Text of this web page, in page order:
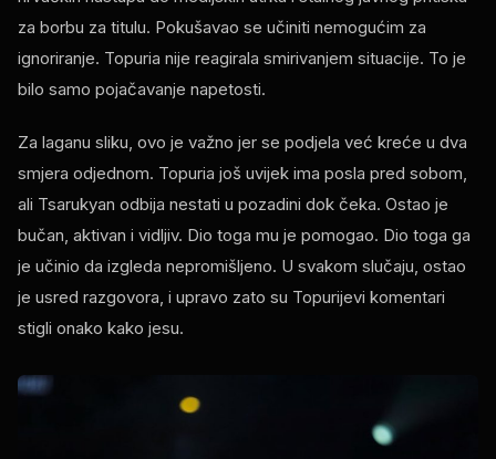
za borbu za titulu. Pokušavao se učiniti nemogućim za
ignoriranje. Topuria nije reagirala smirivanjem situacije. To je
bilo samo pojačavanje napetosti.
Za laganu sliku, ovo je važno jer se podjela već kreće u dva
smjera odjednom. Topuria još uvijek ima posla pred sobom,
ali Tsarukyan odbija nestati u pozadini dok čeka. Ostao je
bučan, aktivan i vidljiv. Dio toga mu je pomogao. Dio toga ga
je učinio da izgleda nepromišljeno. U svakom slučaju, ostao
je usred razgovora, i upravo zato su Topurijevi komentari
stigli onako kako jesu.